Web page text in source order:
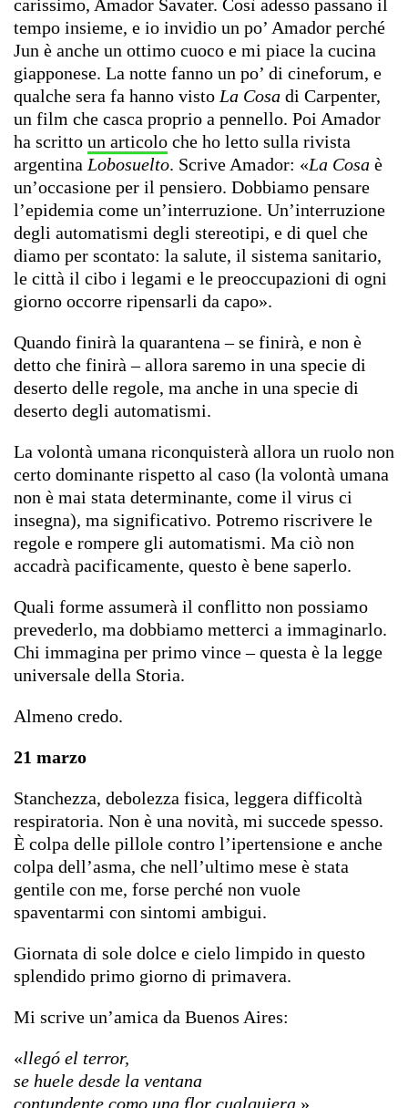
carissimo, Amador Savater. Così adesso passano il
tempo insieme, e io invidio un po’ Amador perché
Jun è anche un ottimo cuoco e mi piace la cucina
giapponese. La notte fanno un po’ di cineforum, e
qualche sera fa hanno visto La Cosa di Carpenter,
un film che casca proprio a pennello. Poi Amador
ha scritto un articolo che ho letto sulla rivista
argentina Lobosuelto. Scrive Amador: «La Cosa è
un’occasione per il pensiero. Dobbiamo pensare
l’epidemia come un’interruzione. Un’interruzione
degli automatismi degli stereotipi, e di quel che
diamo per scontato: la salute, il sistema sanitario,
le città il cibo i legami e le preoccupazioni di ogni
giorno occorre ripensarli da capo».
Quando finirà la quarantena – se finirà, e non è
detto che finirà – allora saremo in una specie di
deserto delle regole, ma anche in una specie di
deserto degli automatismi.
La volontà umana riconquisterà allora un ruolo non
certo dominante rispetto al caso (la volontà umana
non è mai stata determinante, come il virus ci
insegna), ma significativo. Potremo riscrivere le
regole e rompere gli automatismi. Ma ciò non
accadrà pacificamente, questo è bene saperlo.
Quali forme assumerà il conflitto non possiamo
prevederlo, ma dobbiamo metterci a immaginarlo.
Chi immagina per primo vince – questa è la legge
universale della Storia.
Almeno credo.
21 marzo
Stanchezza, debolezza fisica, leggera difficoltà
respiratoria. Non è una novità, mi succede spesso.
È colpa delle pillole contro l’ipertensione e anche
colpa dell’asma, che nell’ultimo mese è stata
gentile con me, forse perché non vuole
spaventarmi con sintomi ambigui.
Giornata di sole dolce e cielo limpido in questo
splendido primo giorno di primavera.
Mi scrive un’amica da Buenos Aires:
«llegó el terror,
se huele desde la ventana
contundente como una flor cualquiera. »